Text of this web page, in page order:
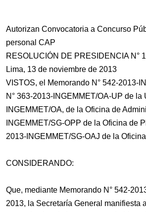
Autorizan Convocatoria a Concurso
personal CAP
RESOLUCIÓN DE PRESIDENCIA N°
Lima, 13 de noviembre de 2013
VISTOS, el Memorando N° 542-2013-
N° 363-2013-INGEMMET/OA-UP de
INGEMMET/OA, de la Oficina de
INGEMMET/SG-OPP de la Oficina de
2013-INGEMMET/SG-OAJ de la
CONSIDERANDO:
Que, mediante Memorando N° 542-
2013, la Secretaría General manifiesta